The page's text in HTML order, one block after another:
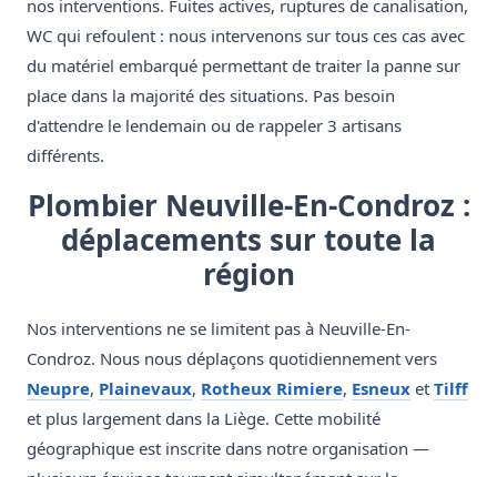
nos interventions. Fuites actives, ruptures de canalisation,
WC qui refoulent : nous intervenons sur tous ces cas avec
du matériel embarqué permettant de traiter la panne sur
place dans la majorité des situations. Pas besoin
d'attendre le lendemain ou de rappeler 3 artisans
différents.
Plombier Neuville-En-Condroz :
déplacements sur toute la
région
Nos interventions ne se limitent pas à Neuville-En-
Condroz. Nous nous déplaçons quotidiennement vers
Neupre, Plainevaux, Rotheux Rimiere, Esneux et Tilff
et plus largement dans la Liège. Cette mobilité
géographique est inscrite dans notre organisation —